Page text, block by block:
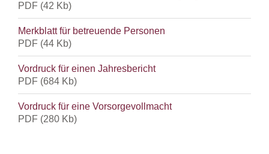
PDF (42 Kb)
Merkblatt für betreuende Personen
PDF (44 Kb)
Vordruck für einen Jahresbericht
PDF (684 Kb)
Vordruck für eine Vorsorgevollmacht
PDF (280 Kb)